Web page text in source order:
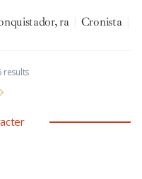
ra Cronista
results